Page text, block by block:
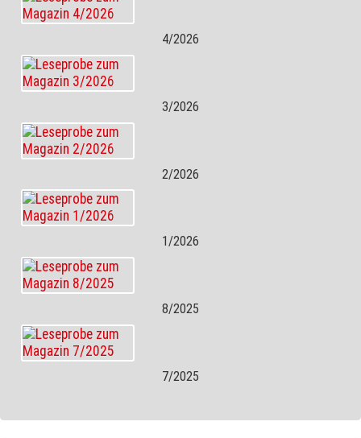
4/2026
3/2026
2/2026
1/2026
8/2025
7/2025